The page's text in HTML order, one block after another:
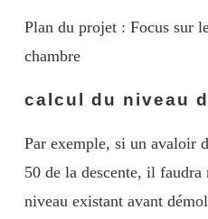
Plan du projet : Focus sur
chambre
calcul du niveau
Par exemple, si un avaloir
50 de la descente, il
niveau existant avant